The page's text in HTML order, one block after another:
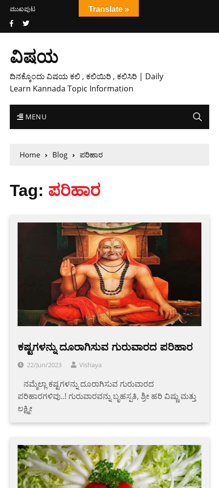
ಮುಖಪುಟ
ವಿಷಯ
ದಿನಕ್ಕೊಂದು ವಿಷಯ ಕಲಿ , ಕಲಿಯಿರಿ , ಕಲಿಸಿರಿ | Daily
Learn Kannada Topic Information
MENU
Home Blog ಪರಿಹಾರ
Tag: ಪರಿಹಾರ
ಕಷ್ಟಗಳನ್ನು ದೂರಾಗಿಸುವ ಗುರುವಾರದ ಪರಿಹಾರ
22/Jun/2023 Vishaya
‌ ‌ ‌ ‌ನಮ್ಮೆಲ್ಲಾ ಕಷ್ಟಗಳನ್ನು ದೂರಾಗಿಸುವ ಗುರುವಾರದ
ಪರಿಹಾರಗಳಿವು..! ಗುರುವಾರವನ್ನು ಬೃಹಸ್ಪತಿ, ಶ್ರೀ ಹರಿ ವಿಷ್ಣು ಮತ್ತು
ಲಕ್ಷ್ಮೀ
Translate »